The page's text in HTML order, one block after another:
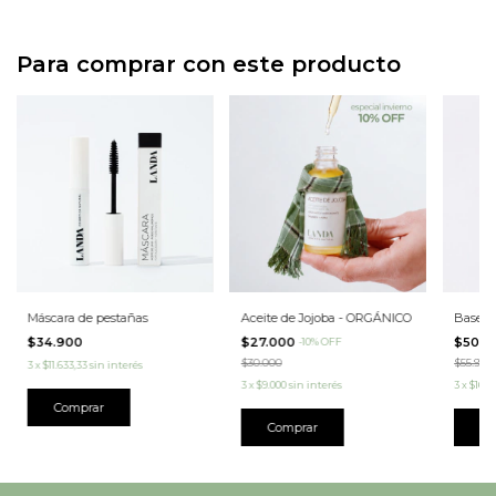
Para comprar con este producto
Máscara de pestañas
$34.900
3x$11.633,33sin interés
Comprar
Aceite de Jojoba - ORGÁNICO
$27.000 -10%OFF
$30.000
3 x$9.000sin interés
Base
$55.900
3x